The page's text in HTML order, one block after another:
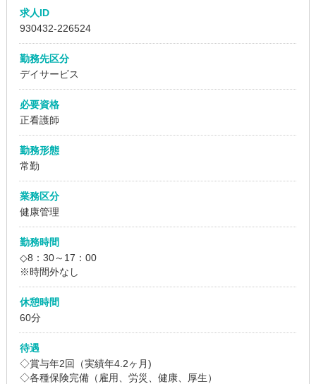
求人ID
930432-226524
勤務先区分
デイサービス
必要資格
正看護師
勤務形態
常勤
業務区分
健康管理
勤務時間
◇8：30～17：00
※時間外なし
休憩時間
60分
待遇
◇賞与年2回（実績年4.2ヶ月)
◇各種保険完備（雇用、労災、健康、厚生）